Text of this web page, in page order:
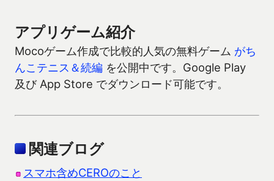
アプリゲーム紹介
Mocoゲーム作成で比較的人気の無料ゲーム がち
んこテニス＆続編 を公開中です。Google Play
及び App Store でダウンロード可能です。
関連ブログ
スマホ含めCEROのこと